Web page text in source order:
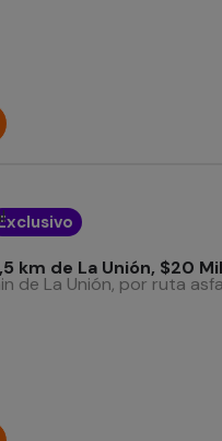
km de La Unión, $20
de La Unión, por ruta